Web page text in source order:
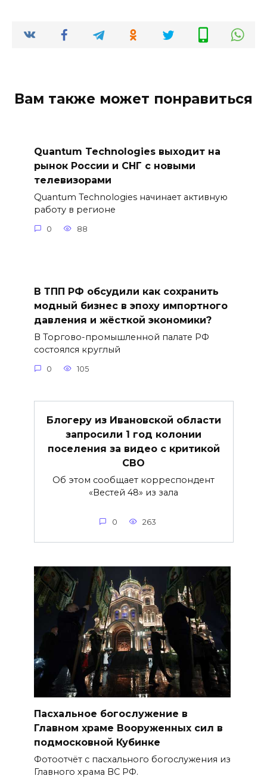
Вам также может понравиться
Quantum Technologies выходит на
рынок России и СНГ с новыми
телевизорами
Quantum Technologies начинает активную
работу в регионе
0 88
В ТПП РФ обсудили как сохранить
модный бизнес в эпоху импортного
давления и жёсткой экономики?
В Торгово-промышленной палате РФ
состоялся круглый
0 105
Блогеру из Ивановской области
запросили 1 год колонии
поселения за видео с критикой
СВО
Об этом сообщает корреспондент
«Вестей 48» из зала
0 263
Пасхальное богослужение в
Главном храме Вооруженных сил в
подмосковной Кубинке
Фотоотчёт с пасхального богослужения из
Главного храма ВС РФ.